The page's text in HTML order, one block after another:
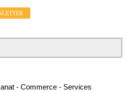
- Commerce - Services